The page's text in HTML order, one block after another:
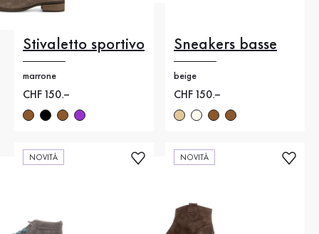
Stivaletto sportivo
marrone
Nuovo prezzo
CHF 150.–
Sneakers basse
beige
Nuovo prezzo
CHF 150.–
NOVITÀ NOVITÀ